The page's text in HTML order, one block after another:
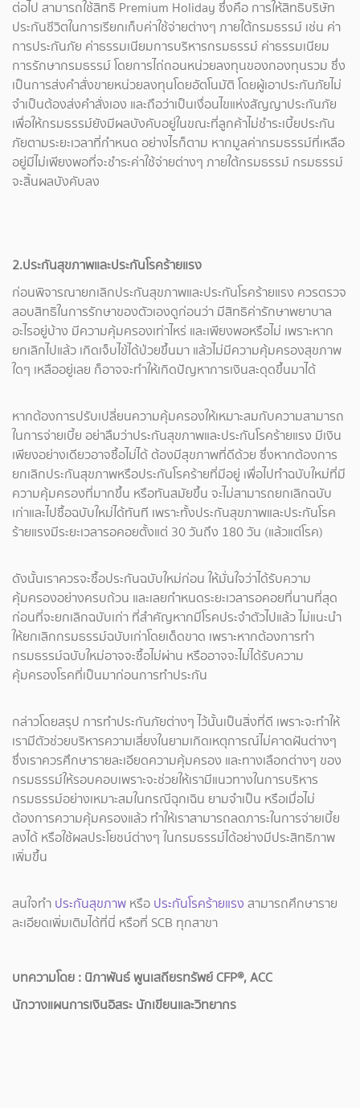
ต่อไป สามารถใช้สิทธิ Premium Holiday ซึ่งคือ การให้สิทธิบริษัท
ประกันชีวิตในการเรียกเก็บค่าใช้จ่ายต่างๆ ภายใต้กรมธรรม์ เช่น ค่า
การประกันภัย ค่าธรรมเนียมการบริหารกรมธรรม์ ค่าธรรมเนียม
การรักษากรมธรรม์ โดยการไถ่ถอนหน่วยลงทุนของกองทุนรวม ซึ่ง
เป็นการส่งคำสั่งขายหน่วยลงทุนโดยอัตโนมัติ โดยผู้เอาประกันภัยไม่
จำเป็นต้องส่งคำสั่งเอง และถือว่าเป็นเงื่อนไขแห่งสัญญาประกันภัย
เพื่อให้กรมธรรม์ยังมีผลบังคับอยู่ในขณะที่ลูกค้าไม่ชำระเบี้ยประกัน
ภัยตามระยะเวลาที่กำหนด อย่างไรก็ตาม หากมูลค่ากรมธรรม์ที่เหลือ
อยู่มีไม่เพียงพอที่จะชำระค่าใช้จ่ายต่างๆ ภายใต้กรมธรรม์ กรมธรรม์
จะสิ้นผลบังคับลง
2.ประกันสุขภาพและประกันโรคร้ายแรง
ก่อนพิจารณายกเลิกประกันสุขภาพและประกันโรคร้ายแรง ควรตรวจ
สอบสิทธิในการรักษาของตัวเองดูก่อนว่า มีสิทธิค่ารักษาพยาบาล
อะไรอยู่บ้าง มีความคุ้มครองเท่าไหร่ และเพียงพอหรือไม่ เพราะหาก
ยกเลิกไปแล้ว เกิดเจ็บไข้ได้ป่วยขึ้นมา แล้วไม่มีความคุ้มครองสุขภาพ
ใดๆ เหลืออยู่เลย ก็อาจจะทำให้เกิดปัญหาการเงินสะดุดขึ้นมาได้
หากต้องการปรับเปลี่ยนความคุ้มครองให้เหมาะสมกับความสามารถ
ในการจ่ายเบี้ย อย่าลืมว่าประกันสุขภาพและประกันโรคร้ายแรง มีเงิน
เพียงอย่างเดียวอาจซื้อไม่ได้ ต้องมีสุขภาพที่ดีด้วย ซึ่งหากต้องการ
ยกเลิกประกันสุขภาพหรือประกันโรคร้ายที่มีอยู่ เพื่อไปทำฉบับใหม่ที่มี
ความคุ้มครองที่มากขึ้น หรือทันสมัยขึ้น จะไม่สามารถยกเลิกฉบับ
เก่าและไปซื้อฉบับใหม่ได้ทันที เพราะทั้งประกันสุขภาพและประกันโรค
ร้ายแรงมีระยะเวลารอคอยตั้งแต่ 30 วันถึง 180 วัน (แล้วแต่โรค)
ดังนั้นเราควรจะซื้อประกันฉบับใหม่ก่อน ให้มั่นใจว่าได้รับความ
คุ้มครองอย่างครบถ้วน และเลยกำหนดระยะเวลารอคอยที่นานที่สุด
ก่อนที่จะยกเลิกฉบับเก่า ที่สำคัญหากมีโรคประจำตัวไปแล้ว ไม่แนะนำ
ให้ยกเลิกกรมธรรม์ฉบับเก่าโดยเด็ดขาด เพราะหากต้องการทำ
กรมธรรม์ฉบับใหม่อาจจะซื้อไม่ผ่าน หรืออาจจะไม่ได้รับความ
คุ้มครองโรคที่เป็นมาก่อนการทำประกัน
กล่าวโดยสรุป การทำประกันภัยต่างๆ ไว้นั้นเป็นสิ่งที่ดี เพราะจะทำให้
เรามีตัวช่วยบริหารความเสี่ยงในยามเกิดเหตุการณ์ไม่คาดฝันต่างๆ
ซึ่งเราควรศึกษารายละเอียดความคุ้มครอง และทางเลือกต่างๆ ของ
กรมธรรม์ให้รอบคอบเพราะจะช่วยให้เรามีแนวทางในการบริหาร
กรมธรรม์อย่างเหมาะสมในกรณีฉุกเฉิน ยามจำเป็น หรือเมื่อไม่
ต้องการความคุ้มครองแล้ว ทำให้เราสามารถลดภาระในการจ่ายเบี้ย
ลงได้ หรือใช้ผลประโยชน์ต่างๆ ในกรมธรรม์ได้อย่างมีประสิทธิภาพ
เพิ่มขึ้น
สนใจทำ ประกันสุขภาพ หรือ ประกันโรคร้ายแรง สามารถศึกษาราย
ละเอียดเพิ่มเติมได้ที่นี่ หรือที่ SCB ทุกสาขา
บทความโดย : นิภาพันธ์ พูนเสถียรทรัพย์ CFP®, ACC
นักวางแผนการเงินอิสระ นักเขียนและวิทยากร